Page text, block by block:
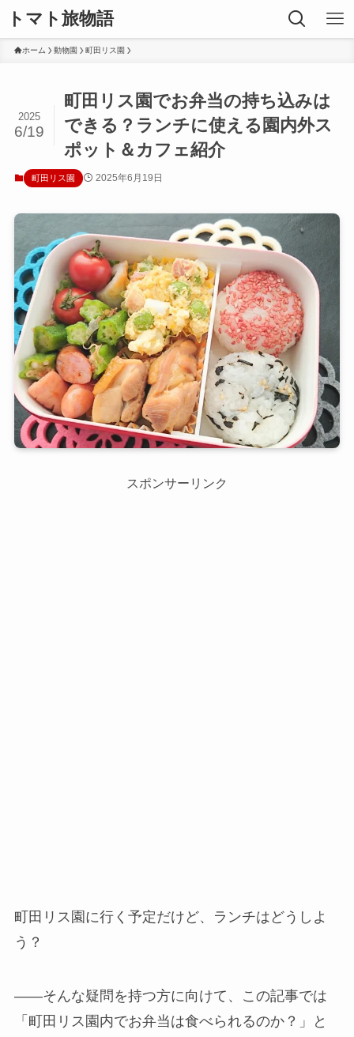
トマト旅物語
ホーム 動物園 町田リス園
町田リス園でお弁当の持ち込みは
できる？ランチに使える園内外ス
ポット＆カフェ紹介
2025
6/19
町田リス園 2025年6月19日
スポンサーリンク
町田リス園に行く予定だけど、ランチはどうしよ
う？
――そんな疑問を持つ方に向けて、この記事では
「町田リス園内でお弁当は食べられるのか？」と